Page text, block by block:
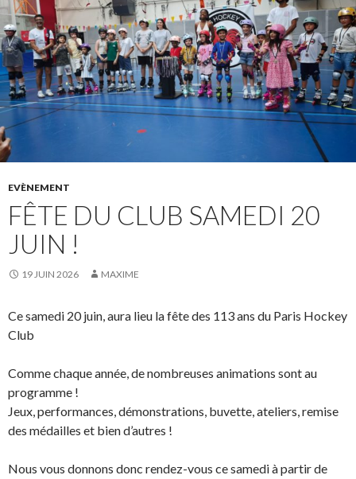
EVÈNEMENT
FÊTE DU CLUB SAMEDI 20
JUIN !
19 JUIN 2026 MAXIME
Ce samedi 20 juin, aura lieu la fête des 113 ans du Paris Hockey
Club
Comme chaque année, de nombreuses animations sont au
programme !
Jeux, performances, démonstrations, buvette, ateliers, remise
des médailles et bien d’autres !
Nous vous donnons donc rendez-vous ce samedi à partir de